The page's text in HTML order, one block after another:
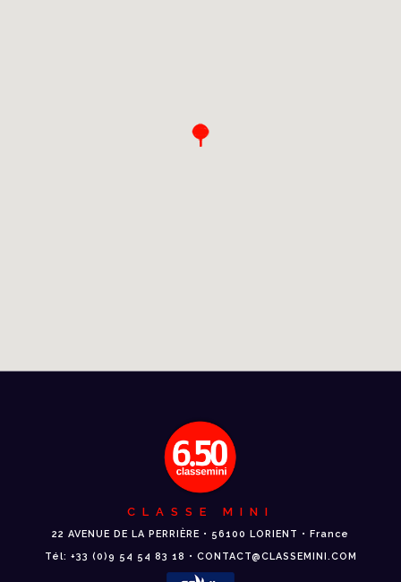
CLASSE MINI
22 AVENUE DE LA PERRIÈRE • 56100 LORIENT • France
Tél: +33 (0)9 54 54 83 18 • CONTACT@CLASSEMINI.COM